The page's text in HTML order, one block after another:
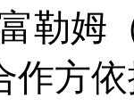
勒姆
作方